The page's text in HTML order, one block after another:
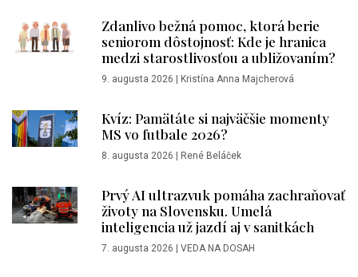
Zdanlivo bežná pomoc, ktorá berie
seniorom dôstojnosť: Kde je hranica
medzi starostlivosťou a ubližovaním?
9. augusta 2026 | Kristína Anna Majcherová
Kvíz: Pamätáte si najväčšie momenty
MS vo futbale 2026?
8. augusta 2026 | René Beláček
Prvý AI ultrazvuk pomáha zachraňovať
životy na Slovensku. Umelá
inteligencia už jazdí aj v sanitkách
7. augusta 2026 | VEDA NA DOSAH